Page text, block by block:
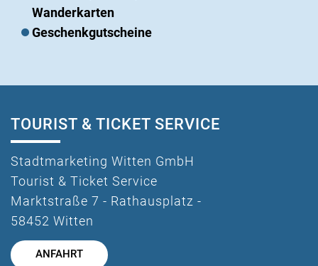
Wanderkarten
Geschenkgutscheine
TOURIST & TICKET SERVICE
Stadtmarketing Witten GmbH
Tourist & Ticket Service
Marktstraße 7 - Rathausplatz -
58452 Witten
ANFAHRT